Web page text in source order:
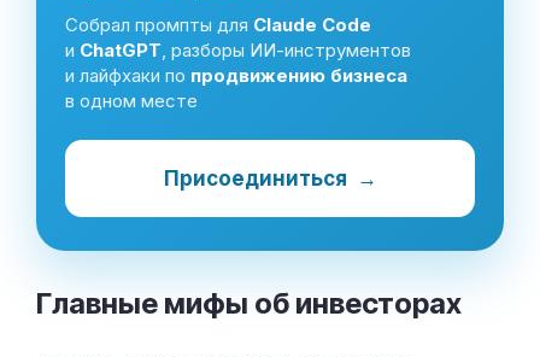
Собрал промпты для Claude Code
и ChatGPT , разборы ИИ-инструментов
и лайфхаки по продвижению бизнеса
в одном месте
Присоединиться →
Главные мифы об инвесторах